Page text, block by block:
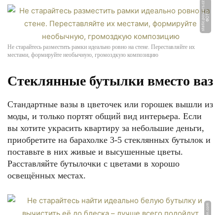
Ф
О
Т
О:
s
t
a
ti
c.
p
o
s
t
e
r
s.
c
z
Не старайтесь разместить рамки идеально ровно на стене. Переставляйте их
местами, формируйте необычную, громоздкую композицию
Стеклянные бутылки вместо ваз
Стандартные вазы в цветочек или горошек вышли из
моды, и только портят общий вид интерьера. Если
вы хотите украсить квартиру за небольшие деньги,
приобретите на барахолке 3-5 стеклянных бутылок и
поставьте в них живые и высушенные цветы.
Расставляйте бутылочки с цветами в хорошо
освещённых местах.